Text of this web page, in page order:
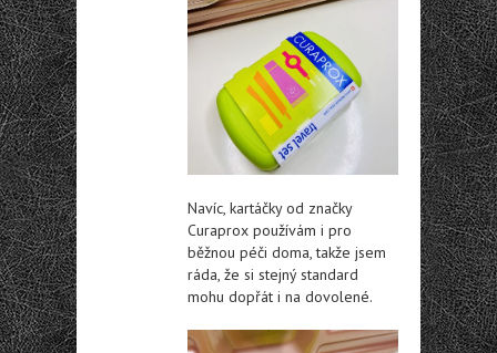
Navíc, kartáčky od značky
Curaprox používám i pro
běžnou péči doma, takže jsem
ráda, že si stejný standard
mohu dopřát i na dovolené.